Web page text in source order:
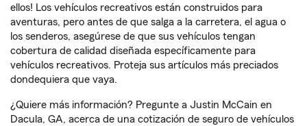
ellos! Los vehículos recreativos están construidos para
aventuras, pero antes de que salga a la carretera, el agua o
los senderos, asegúrese de que sus vehículos tengan
cobertura de calidad diseñada específicamente para
vehículos recreativos. Proteja sus artículos más preciados
dondequiera que vaya.
¿Quiere más información? Pregunte a Justin McCain en
Dacula, GA, acerca de una cotización de seguro de vehículos